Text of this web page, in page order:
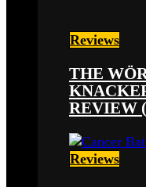
Reviews
THE
REVIEW
Reviews